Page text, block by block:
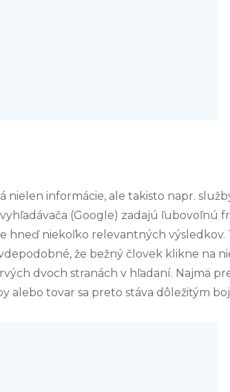
informácie, ale takisto napr.
(Google) zadajú ľubovoľnú
hneď niekoľko relevantných výsledkov.
že bežný človek klikne na
dvoch stranách v hľadaní. Najmä
alebo tovar sa preto stáva dôležitým